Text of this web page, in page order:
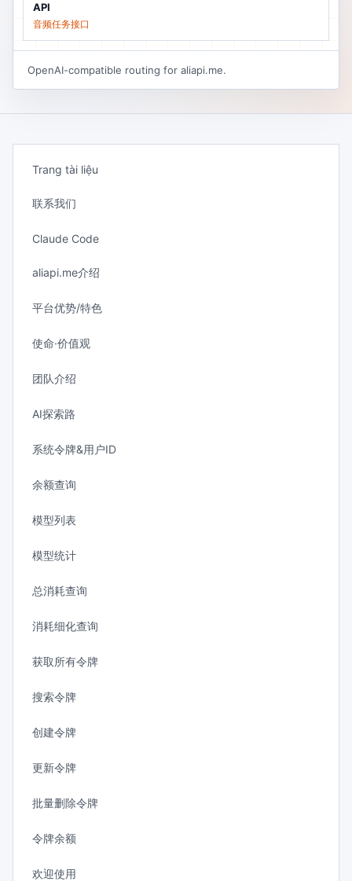
API
音频任务接口
OpenAI-compatible routing for aliapi.me.
Trang tài liệu
联系我们
Claude Code
aliapi.me介绍
平台优势/特色
使命·价值观
团队介绍
AI探索路
系统令牌&用户ID
余额查询
模型列表
模型统计
总消耗查询
消耗细化查询
获取所有令牌
搜索令牌
创建令牌
更新令牌
批量删除令牌
令牌余额
欢迎使用